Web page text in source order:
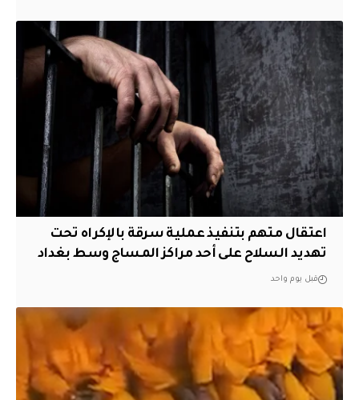
اعتقال متهم بتنفيذ عملية سرقة بالإكراه تحت
تهديد السلاح على أحد مراكز المساج وسط بغداد
قبل يوم واحد